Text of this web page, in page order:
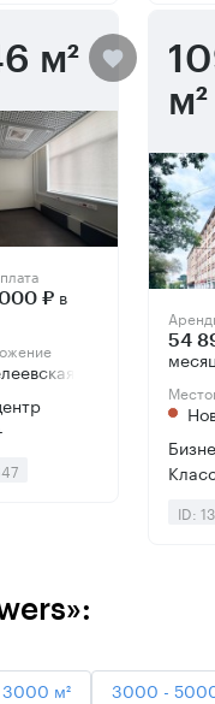
м²
₽в
м²
54
месяц
ID:
м² 3000 -